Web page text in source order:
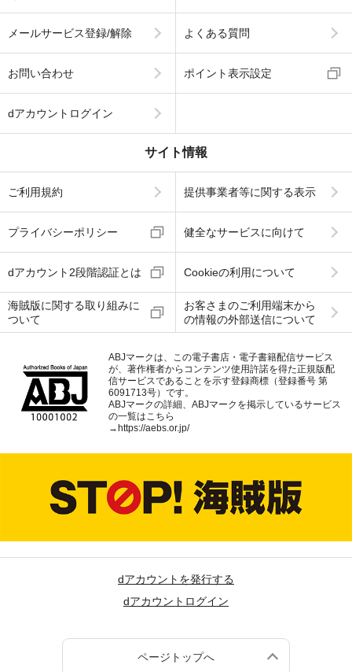
メールサービス登録/解除 よくある質問
お問い合わせ ポイント表示設定
dアカウントログイン
サイト情報
ご利用規約 提供事業者等に関する表示
プライバシーポリシー 健全なサービスに向けて
dアカウント2段階認証とは Cookieの利用について
海賊版に関する取り組みに
ついて
お客さまのご利用端末から
の情報の外部送信について
ABJマークは、この電子書店・電子書籍配信サービス
が、著作権者からコンテンツ使用許諾を得た正規版配
信サービスであることを示す登録商標（登録番号 第
6091713号）です。
ABJマークの詳細、ABJマークを掲示しているサービス
の一覧はこちら
→ https://aebs.or.jp/
dアカウントを発行する
dアカウントログイン
ページトップへ